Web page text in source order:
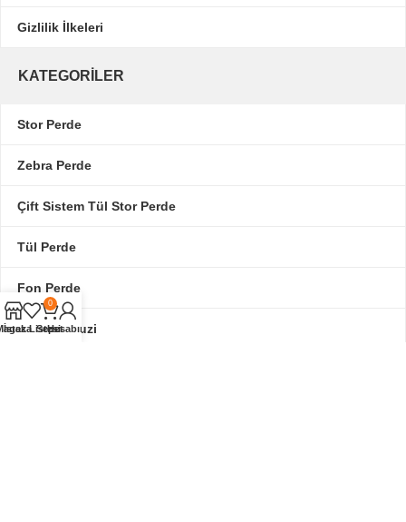
Gizlilik İlkeleri
KATEGORILER
Stor Perde
Zebra Perde
Çift Sistem Tül Stor Perde
Tül Perde
Fon Perde
Ahşap Jaluzi
İstek Listesi
0
Sepet
Hesabım